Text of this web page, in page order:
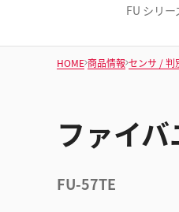
FU シリー
HOME 商品情報 センサ / 判
ファイ
FU-57TE